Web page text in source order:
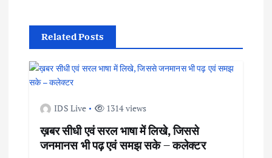
t
n
a
Related Posts
IDS Live 1314 views
ख़बर सीधी एवं सरल भाषा में लिखे, जिससे
जनमानस भी पढ़ एवं समझ सके – कलेक्टर